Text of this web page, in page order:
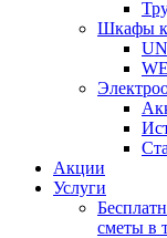
Шкафы
Акции
Услуги
сметы в